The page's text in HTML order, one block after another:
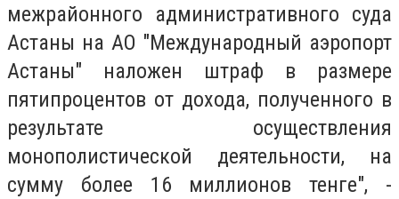
межрайонного административного суда
Астаны на АО "Международный аэропорт
Астаны" наложен штраф в размере
пятипроцентов от дохода, полученного в
результате осуществления
монополистической деятельности, на
сумму более 16 миллионов тенге", -